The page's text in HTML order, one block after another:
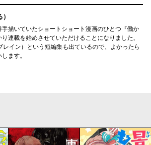
描いていたショートショート漫画のひとつ『働か
連載を始めさせていただけることになりました。
レイン）という短編集も出ているので、よかったら
ます。